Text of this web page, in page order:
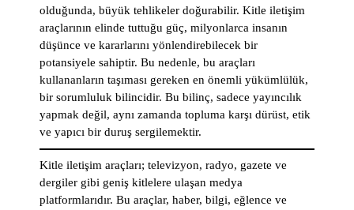
olduğunda, büyük tehlikeler doğurabilir. Kitle iletişim
araçlarının elinde tuttuğu güç, milyonlarca insanın
düşünce ve kararlarını yönlendirebilecek bir
potansiyele sahiptir. Bu nedenle, bu araçları
kullananların taşıması gereken en önemli yükümlülük,
bir sorumluluk bilincidir. Bu bilinç, sadece yayıncılık
yapmak değil, aynı zamanda topluma karşı dürüst, etik
ve yapıcı bir duruş sergilemektir.
Kitle iletişim araçları; televizyon, radyo, gazete ve
dergiler gibi geniş kitlelere ulaşan medya
platformlarıdır. Bu araçlar, haber, bilgi, eğlence ve